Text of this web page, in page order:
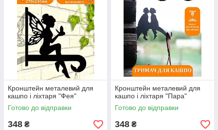
Кронштейн металевий для
кашпо і ліхтаря "Фея"
Готово до відправки
348 ₴
Кронштейн металевий для
кашпо і ліхтаря "Пара"
Готово до відправки
348 ₴